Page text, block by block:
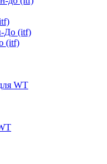
До (itf)
(itf)
WT